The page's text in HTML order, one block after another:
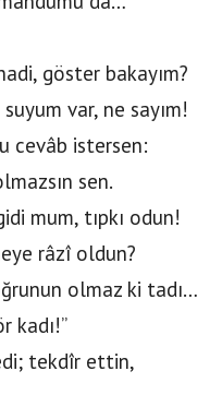
göster bakayım?
var, ne sayım!
cevâb istersen:
sen.
mum, tıpkı odun!
râzî oldun?
olmaz ki tadı…
kadı!”
tekdîr ettin,